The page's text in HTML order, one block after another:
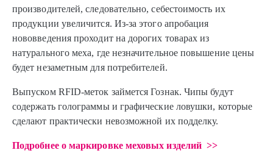
производителей, следовательно, себестоимость их
продукции увеличится. Из-за этого апробация
нововведения проходит на дорогих товарах из
натурального меха, где незначительное повышение цены
будет незаметным для потребителей.
Выпуском RFID-меток займется Гознак. Чипы будут
содержать голограммы и графические ловушки, которые
сделают практически невозможной их подделку.
Подробнее о маркировке меховых изделий >>